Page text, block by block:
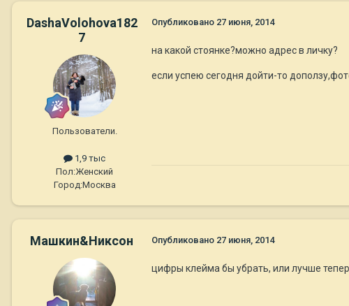
DashaVolohova182
7
Пользователи.
1,9 тыс
Пол:Женский
Город:Москва
Опубликовано 27 июня, 2014
на какой стоянке?можно адрес в личку?
если успею сегодня дойти-то
Машкин&Никсон Опубликовано 27 июня, 2014
цифры клейма бы убрать, или лучше